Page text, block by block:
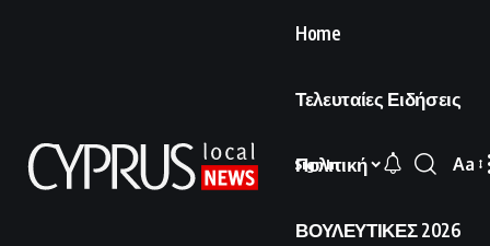
Home
Τελευταίες Ειδήσεις
Πολιτική
ΒΟΥΛΕΥΤΙΚΕΣ 2026
Sign In
Font
Aa